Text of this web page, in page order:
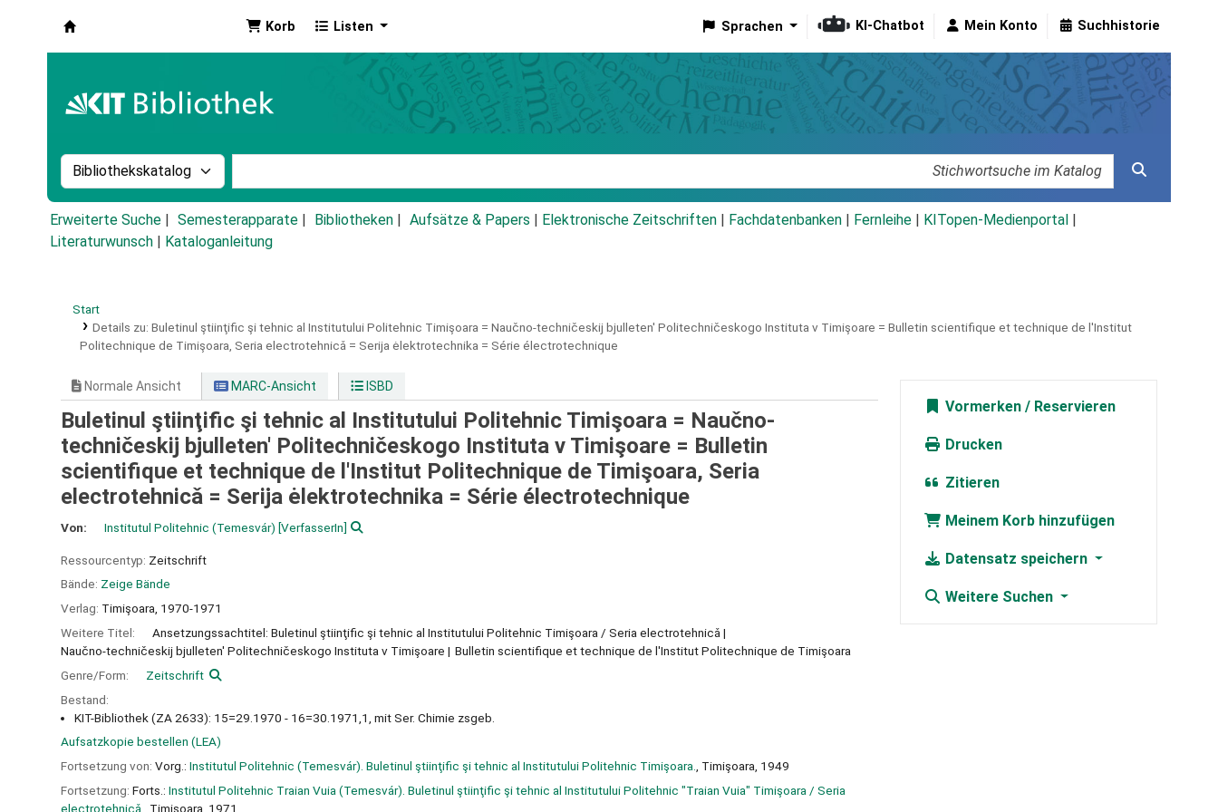
Korb Listen Sprachen KI-Chatbot Mein Konto Suchhistorie
Suche im Katalog nach:
Erweiterte Suche Semesterapparate Bibliotheken Aufsätze & Papers Elektronische Zeitschriften Fachdatenbanken Fernleihe KITopen-Medienportal
Literaturwunsch
Kataloganleitung
Start
Details zu: Buletinul ştiinţific şi tehnic al Institutului Politehnic Timişoara = Naučno-techničeskij bjulleten' Politechničeskogo Instituta v Timişoare = Bulletin scientifique et technique de l'Institut
Politechnique de Timişoara, Seria electrotehnicǎ = Serija ėlektrotechnika = Série électrotechnique
Normale Ansicht MARC-Ansicht ISBD
Buletinul ştiinţific şi tehnic al Institutului Politehnic Timişoara = Naučno-
techničeskij bjulleten' Politechničeskogo Instituta v Timişoare = Bulletin
scientifique et technique de l'Institut Politechnique de Timişoara, Seria
electrotehnicǎ = Serija ėlektrotechnika = Série électrotechnique
Von: Institutul Politehnic (Temesvár) [VerfasserIn]
Ressourcentyp: Zeitschrift
Bände: Zeige Bände
Verlag: Timişoara, 1970-1971
Weitere Titel:
Ansetzungssachtitel: Buletinul ştiinţific şi tehnic al Institutului Politehnic Timişoara / Seria electrotehnicǎ
Naučno-techničeskij bjulleten' Politechničeskogo Instituta v Timişoare
Bulletin scientifique et technique de l'Institut Politechnique de Timişoara
Genre/Form:
Zeitschrift
Bestand:
KIT-Bibliothek (ZA 2633): 15=29.1970 - 16=30.1971,1, mit Ser. Chimie zsgeb.
Aufsatzkopie bestellen (LEA)
Fortsetzung von: Vorg.: Institutul Politehnic (Temesvár). Buletinul ştiinţific şi tehnic al Institutului Politehnic Timişoara.
, Timişoara, 1949
Fortsetzung: Forts.: Institutul Politehnic Traian Vuia (Temesvár). Buletinul ştiinţific şi tehnic al Institutului Politehnic "Traian Vuia" Timişoara / Seria
electrotehnicǎ.
, Timişoara, 1971
Vormerken
Drucken
Zitieren
Meinem Korb hinzufügen
Datensatz speichern
Weitere Suchen